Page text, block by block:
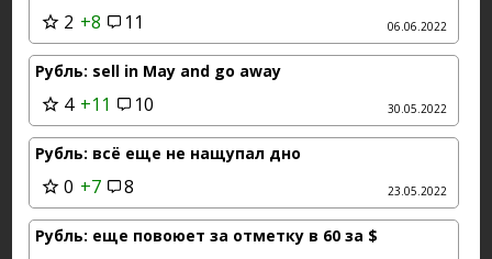
06.06.2022
2 +8 11
30.05.2022
Рубль: sell in May and go away
4 +11 10
23.05.2022
Рубль: всё еще не нащупал дно
0 +7 8
Рубль: еще повоюет за отметку в 60 за $